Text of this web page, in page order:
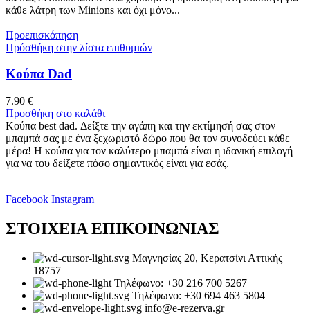
κάθε λάτρη των Minions και όχι μόνο...
Προεπισκόπηση
Πρόσθήκη στην λίστα επιθυμιών
Κούπα Dad
7.90 €
Προσθήκη στο καλάθι
Κούπα best dad. Δείξτε την αγάπη και την εκτίμησή σας στον
μπαμπά σας με ένα ξεχωριστό δώρο που θα τον συνοδεύει κάθε
μέρα! Η κούπα για τον καλύτερο μπαμπά είναι η ιδανική επιλογή
για να του δείξετε πόσο σημαντικός είναι για εσάς.
Facebook Instagram
ΣΤΟΙΧΕΙΑ ΕΠΙΚΟΙΝΩΝΙΑΣ
Μαγνησίας 20, Κερατσίνι Αττικής
18757
Τηλέφωνο: +30 216 700 5267
Τηλέφωνο: +30 694 463 5804
info@e-rezerva.gr